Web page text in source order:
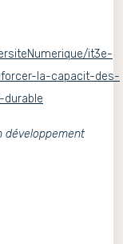
it3e-
la-capacit-des-
développement